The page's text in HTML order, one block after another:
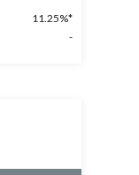
11.25%*
-